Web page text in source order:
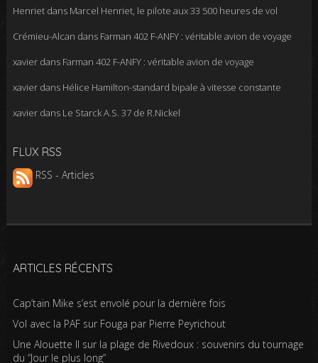
Henrietdans Marcel Henriet, le pilote aux 33 500 heures de vol
Crémieu-Alcan dans Farman 402 F-ANFY : véritable avion de voyage
xavierdans Farman 402 F-ANFY : véritable avion de voyage
xavierdans Hélice Hamilton-standard bipale à vitesse constante
xavierdans Le Starck A.S. 37 de R.Nickel
FLUX RSS
RSS - Articles
ARTICLES RÉCENTS
Cap’tain Mike s’est envolé pour la dernière fois
Vol avec la PAF sur Fouga par Pierre Peyrichout
Une Alouette II sur la plage de Rivedoux : souvenirs du tournage
du “Jour le plus long”